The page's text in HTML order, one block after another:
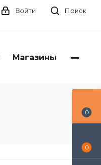
Поиск
Войти
Магазины
0
0